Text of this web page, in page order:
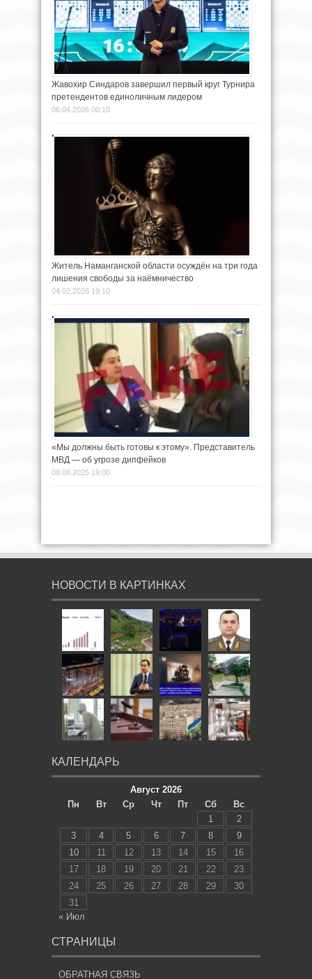
Жавохир Синдаров завершил первый круг Турнира
претендентов единоличным лидером
06.04.2026 00:10
Житель Наманганской области осуждён на три года
лишения свободы за наёмничество
04.02.2026 19:10
«Мы должны быть готовы к этому». Представитель
МВД — об угрозе дипфейков
08.08.2025 19:00
НОВОСТИ В КАРТИНКАХ
КАЛЕНДАРЬ
Август 2026
Пн
Вт Ср Чт Пт Сб
Вс
1
2
3
4 5 6 7 8
9
10
11 12 13 14 15
16
17
18 19 20 21 22
23
24
25 26 27 28 29
30
31
« Июл
СТРАНИЦЫ
ОБРАТНАЯ СВЯЗЬ